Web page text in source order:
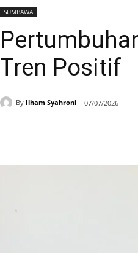
SUMBAWA
Tren Positif
By Ilham Syahroni 07/07/2026